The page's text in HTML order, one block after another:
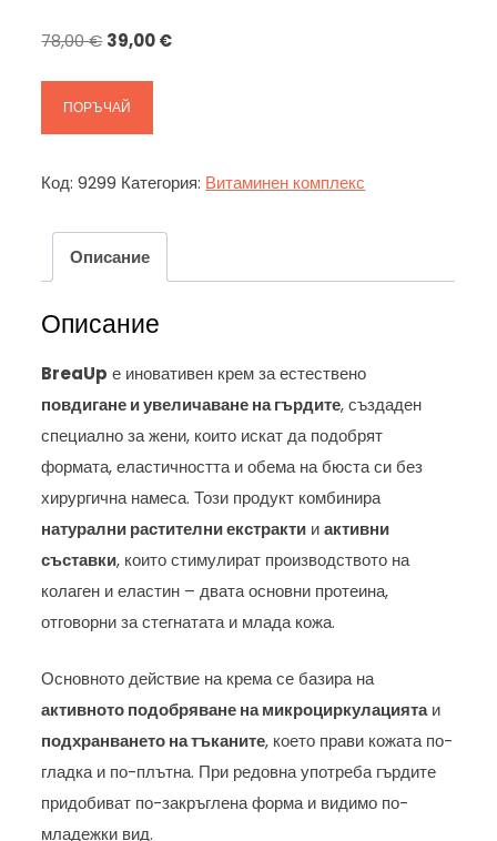
78,00€ Original
was:
78,00 €.
39,00€Текущата
ПОРЪЧАЙ
Код:9299 Категория: Витаминен комплекс
Описание
Описание
BreaUp е иновативен крем за естествено
повдигане и увеличаване на гърдите, създаден
специално за жени, които искат да подобрят
формата, еластичността и обема на бюста си без
хирургична намеса. Този продукт комбинира
натурални растителни екстракти иактивни
съставки, които стимулират производството на
колаген и еластин – двата основни протеина,
отговорни за стегнатата и млада кожа.
Основното действие на крема се базира на
активното подобряване на микроциркулациятаи
подхранването на тъканите, което прави кожата по-
гладка и по-плътна. При редовна употреба гърдите
придобиват по-закръглена форма и видимо по-
младежки вид.